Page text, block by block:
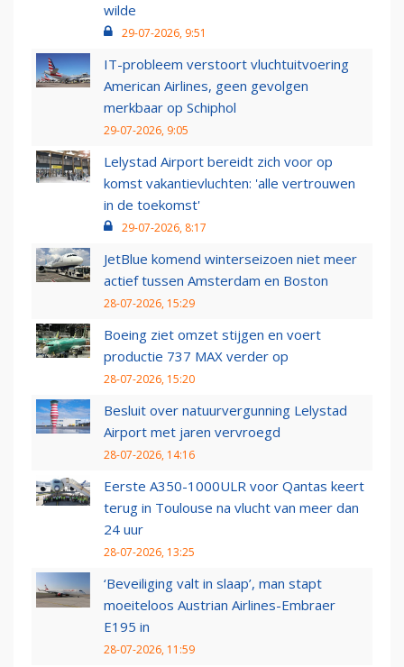
wilde
29-07-2026, 9:51
IT-probleem verstoort vluchtuitvoering
American Airlines, geen gevolgen
merkbaar op Schiphol
29-07-2026, 9:05
Lelystad Airport bereidt zich voor op
komst vakantievluchten: 'alle vertrouwen
in de toekomst'
29-07-2026, 8:17
JetBlue komend winterseizoen niet meer
actief tussen Amsterdam en Boston
28-07-2026, 15:29
Boeing ziet omzet stijgen en voert
productie 737 MAX verder op
28-07-2026, 15:20
Besluit over natuurvergunning Lelystad
Airport met jaren vervroegd
28-07-2026, 14:16
Eerste A350-1000ULR voor Qantas keert
terug in Toulouse na vlucht van meer dan
24 uur
28-07-2026, 13:25
‘Beveiliging valt in slaap’, man stapt
moeiteloos Austrian Airlines-Embraer
E195 in
28-07-2026, 11:59